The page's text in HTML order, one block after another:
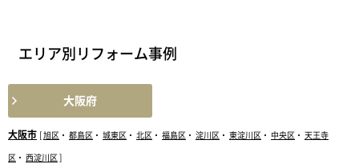
エリア別リフォーム事例
大阪府
大阪市 旭区 ・ 都島区 ・ 城東区 ・ 北区 ・ 福島区 ・ 淀川区 ・ 東淀川区 ・ 中央区 ・ 天王寺
区 ・ 西淀川区